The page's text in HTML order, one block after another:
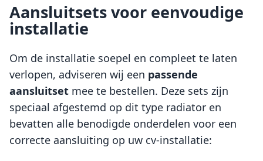
Aansluitsets voor eenvoudige
installatie
Om de installatie soepel en compleet te laten
verlopen, adviseren wij een passende
aansluitset mee te bestellen. Deze sets zijn
speciaal afgestemd op dit type radiator en
bevatten alle benodigde onderdelen voor een
correcte aansluiting op uw cv-installatie: